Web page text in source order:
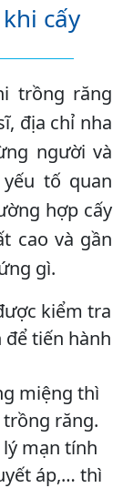
cấy
trồng răng
địa chỉ nha
người và
tố quan
hợp cấy
cao và gần
gì.
kiểm tra
tiến hành
miệng thì
răng.
mạn tính
áp,… thì